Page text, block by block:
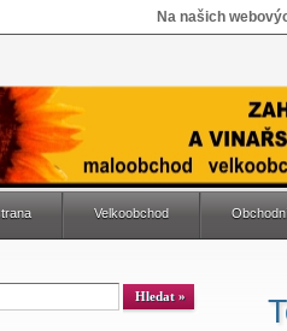
Na našich
Velkoobchod